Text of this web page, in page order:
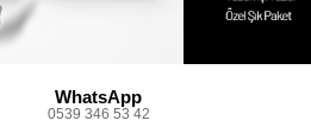
WhatsApp
0539 346 53 42